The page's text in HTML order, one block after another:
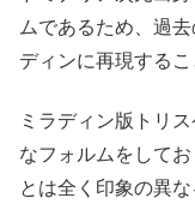
ムであるため、過
ディンに再現するこ
ミラディン版トリ
なフォルムをして
とは全く印象の異